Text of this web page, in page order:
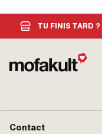
TU FINIS TARD ?
Contact